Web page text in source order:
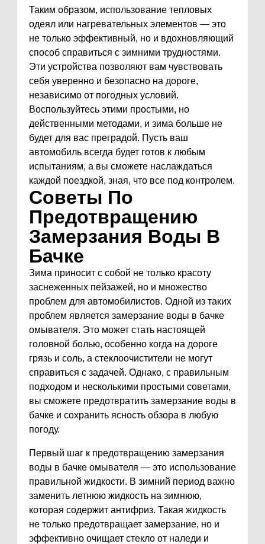
Таким образом, использование тепловых
одеял или нагревательных элементов — это
не только эффективный, но и вдохновляющий
способ справиться с зимними трудностями.
Эти устройства позволяют вам чувствовать
себя уверенно и безопасно на дороге,
независимо от погодных условий.
Воспользуйтесь этими простыми, но
действенными методами, и зима больше не
будет для вас преградой. Пусть ваш
автомобиль всегда будет готов к любым
испытаниям, а вы сможете наслаждаться
каждой поездкой, зная, что все под контролем.
Советы По
Предотвращению
Замерзания Воды В
Бачке
Зима приносит с собой не только красоту
заснеженных пейзажей, но и множество
проблем для автомобилистов. Одной из таких
проблем является замерзание воды в бачке
омывателя. Это может стать настоящей
головной болью, особенно когда на дороге
грязь и соль, а стеклоочистители не могут
справиться с задачей. Однако, с правильным
подходом и несколькими простыми советами,
вы сможете предотвратить замерзание воды в
бачке и сохранить ясность обзора в любую
погоду.
Первый шаг к предотвращению замерзания
воды в бачке омывателя — это использование
правильной жидкости. В зимний период важно
заменить летнюю жидкость на зимнюю,
которая содержит антифриз. Такая жидкость
не только предотвращает замерзание, но и
эффективно очищает стекло от наледи и